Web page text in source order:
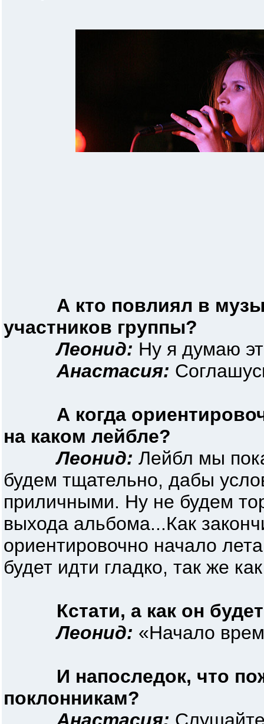
А кто повлиял в
участников группы?
Леонид: Ну я думаю
Анастасия:
А когда
на каком лейбле?
Леонид: Лейбл мы
будем тщательно, дабы
приличными. Ну не будем
выхода альбома...Как
ориентировочно начало
будет идти гладко, так же
Кстати, а как он
Леонид: «Начало
И напоследок, что
поклонникам?